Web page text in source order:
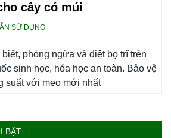
cây có múi
SỬ DỤNG
phòng ngừa và diệt bọ trĩ trên
sinh học, hóa học an toàn. Bảo vệ
suất với mẹo mới nhất
BẬT